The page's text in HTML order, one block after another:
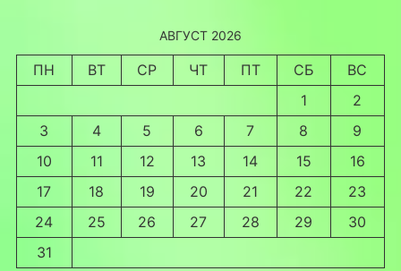
АВГУСТ 2026
ПН ВТ СР ЧТ ПТ СБ
ВС
1
2
3
4 5 6 7 8
9
10
11 12 13 14 15
16
17
18 19 20 21 22
23
24
25 26 27 28 29
30
31